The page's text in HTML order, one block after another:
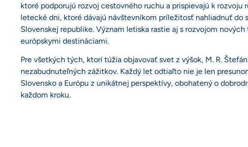
ktoré podporujú rozvoj cestovného ruchu a prispievajú k rozvoju
letecké dni, ktoré dávajú návštevníkom príležitosť nahliadnuť do
Slovenskej republike. Význam letiska rastie aj s rozvojom
európskymi destináciami.
Pre všetkých tých, ktorí túžia objavovať svet z výšok, M. R.
nezabudnuteľných zážitkov. Každý let odtiaľto nie je len
Slovensko a Európu z unikátnej perspektívy, obohatený o
každom kroku.